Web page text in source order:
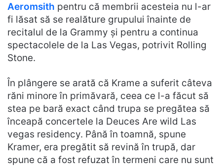
Aeromsith pentru că membrii acesteia nu l-ar
fi lăsat să se realăture grupului înainte de
recitalul de la Grammy și pentru a continua
spectacolele de la Las Vegas, potrivit Rolling
Stone.
În plângere se arată că Krame a suferit câteva
răni minore în primăvară, ceea ce l-a făcut să
stea pe bară exact când trupa se pregătea să
înceapă concertele la Deuces Are wild Las
vegas residency. Până în toamnă, spune
Kramer, era pregătit să revină în trupă, dar
spune că a fost refuzat în termeni care nu sunt